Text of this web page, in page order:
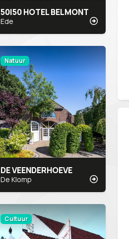
50|50 HOTEL BELMONT
Ede
Natuur
DE VEENDERHOEVE
De Klomp
Cultuur